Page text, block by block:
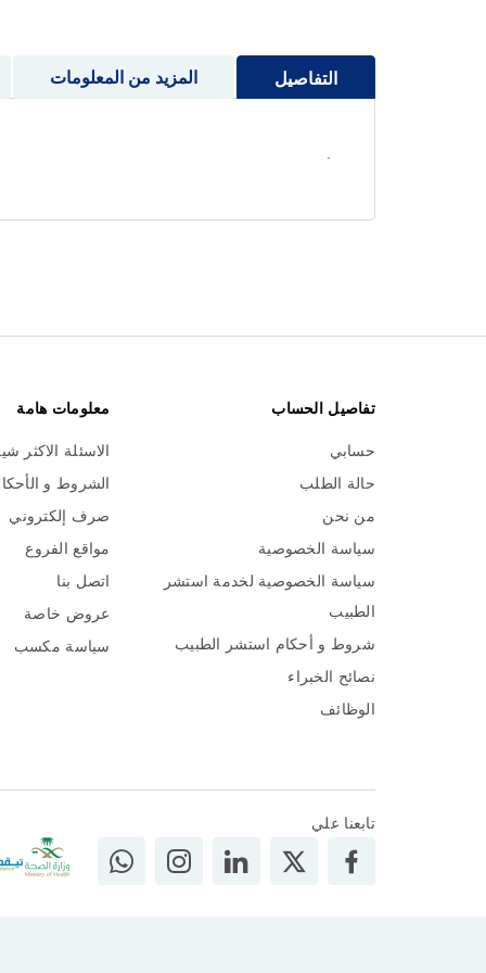
معرض
التفاصيل المزيد من المعلومات
تفاصيل الحساب
حسابي
حالة الطلب
من نحن
سياسة الخصوصية
سياسة الخصوصية لخدمة استشر
الطبيب
شروط و أحكام استشر الطبيب
نصائح الخبراء
الوظائف
معلومات هامة
الاسئلة الاكثر
الشروط و
صرف إلكتروني
مواقع الفروع
اتصل بنا
عروض خاصة
سياسة مكسب
تابعنا علي